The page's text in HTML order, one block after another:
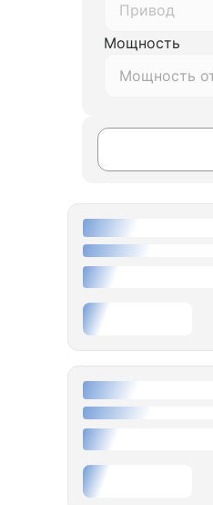
Привод
Мощность